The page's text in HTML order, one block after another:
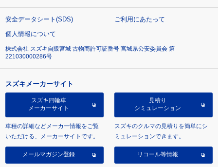
安全データシート(SDS)
ご利用にあたって
個人情報について
株式会社 スズキ自販宮城 古物商許可証番号 宮城県公安委員会 第
221030000286号
スズキメーカーサイト
スズキ四輪車
メーカーサイト
車種の詳細などメーカー情報をご覧
いただける、メーカーサイトです。
見積り
シミュレーション
スズキのクルマの見積りを簡単にシ
ミュレーションできます。
メールマガジン登録 リコール等情報